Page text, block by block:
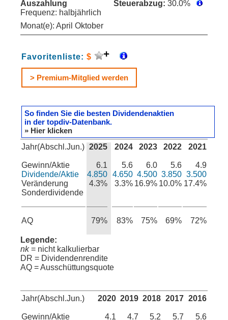
Auszahlung
Frequenz: halbjährlich
Monat(e): April Oktober
Steuerabzug: 30.0%
Favoritenliste: $
> Premium-Mitglied werden
So finden Sie die besten Dividendenaktien
in der topdiv-Datenbank.
» Hier klicken
Jahr(Abschl.Jun.)
Gewinn/Aktie
Dividende/Aktie
Veränderung
Sonderdividende
AQ
2025
6.1
4.850
4.3%
79%
2024
5.6
4.650
3.3%
83%
2023
6.0
4.500
16.9%
75%
2022
5.6
3.850
10.0%
69%
2021
4.9
3.500
17.4%
72%
Legende:
nk= nicht kalkulierbar
DR = Dividendenrendite
AQ = Ausschüttungsquote
Jahr(Abschl.Jun.)
Gewinn/Aktie
2020
4.1
2019
4.7
2018
5.2
2017
5.7
2016
5.6